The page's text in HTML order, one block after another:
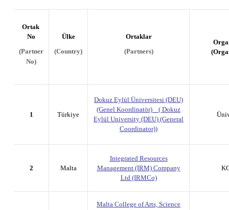
Ortak
No
(Partner
No)
Ülke
(Country)
Ortaklar
(Partners)
1 Türkiye
Dokuz Eylül Üniversitesi (DEU)
(Genel Koordinatör) ( Dokuz
Eylül University (DEU) (General
Coordinator))
2 Malta
Integrated Resources
Management (IRM) Company
Ltd (IRMCo)
Malta College of Arts, Science